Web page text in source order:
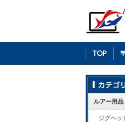
ルアー用品
ジグヘッ